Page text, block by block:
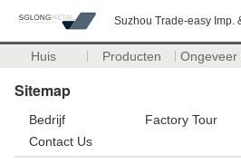
Suzhou Trade-easy Imp.
Huis Producten Ongeveer
Sitemap
Bedrijf Factory Tour
Contact Us